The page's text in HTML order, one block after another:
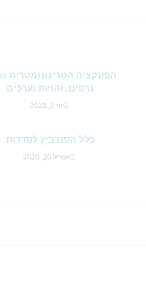
גרפים, זהויות וערכים
יוני 2, 2020
כלל הסנדביץ לסדרות
אפריל 20, 2020